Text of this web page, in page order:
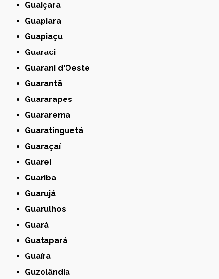
Guaiçara
Guapiara
Guapiaçu
Guaraci
Guarani d'Oeste
Guarantã
Guararapes
Guararema
Guaratinguetá
Guaraçaí
Guareí
Guariba
Guarujá
Guarulhos
Guará
Guatapará
Guaíra
Guzolândia